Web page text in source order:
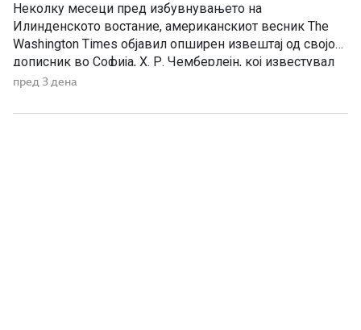
Неколку месеци пред избувнувањето на
Илинденското востание, американскиот весник The
Washington Times објавил опширен извештај од својот
дописник во Софија, Х. Р. Чемберлејн, кој известувал
за политичката состојба на Балканот, македонското
настаните во Македонија. Написот е објавен на 26
пред 3 дена